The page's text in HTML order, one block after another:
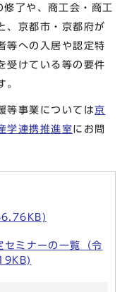
修了や、商工会・商工
、京都市・京都府が
等への入居や認定特
受けている等の要件
。
事業については京
学連携推進室にお問
セミナーの一覧（令